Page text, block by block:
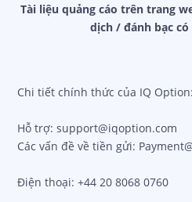
Tài liệu quảng cáo trên trang
dịch / đánh bạc
Chi tiết chính thức của IQ Option:
Hỗ trợ: support@iqoption.com
Các vấn đề về tiền gửi:
Điện thoại: +44 20 8068 0760